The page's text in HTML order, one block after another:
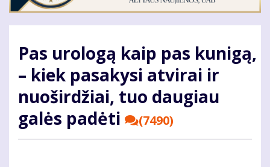
Pas urologą kaip pas kunigą,
– kiek pasakysi atvirai ir
nuoširdžiai, tuo daugiau
galės padėti
(7490)